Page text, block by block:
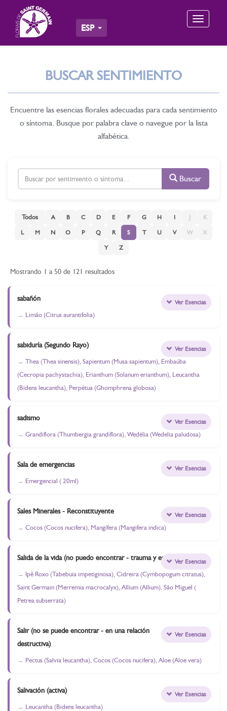
Toggle
ESP
BUSCAR SENTIMIENTO
Encuentre las esencias florales adecuadas para cada sentimiento
o síntoma. Busque por palabra clave o navegue por la lista
alfabética.
Buscar
Todos A B C D E F G H I K
L M N O P Q R S T U V W X
Y Z
Mostrando 1 a 50 de 121 resultados
sabañón
Limão (Citrus aurantifolia)
Ver Esencias
sabiduría (Segundo Rayo)
Thea (Thea sinensis), Sapientum (Musa sapientum), Embaúba
(Cecropia pachystachia), Erianthum (Solanum erianthum), Leucantha
(Bidens leucantha), Perpétua (Ghomphrena globosa)
Ver Esencias
sadismo
Grandiflora (Thumbergia grandiflora), Wedélia (Wedelia paludosa)
Ver Esencias
Sala de emergencias
Emergencial ( 20ml)
Ver Esencias
Sales Minerales - Reconstituyente
Cocos (Cocos nucifera), Mangífera (Mangifera indica)
Ver Esencias
Salida de la vida (no puedo encontrar - trauma y estrés)
Ipê Roxo (Tabebuia impetiginosa), Cidreira (Cymbopogum citratus),
Saint Germain (Merremia macrocalyx), Allium (Allium), São Miguel (
Petrea subserrata)
Ver Esencias
Salir (no se puede encontrar - en una relación
destructiva)
Pectus (Salvia leucantha), Cocos (Cocos nucifera), Aloe (Aloe vera)
Ver Esencias
Salivación (activa)
Leucantha (Bidens leucantha)
Ver Esencias